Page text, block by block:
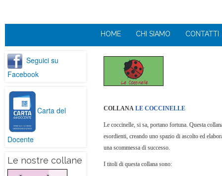
HOME CHI SIAMO CONTATTI
COLLANA LE COCCINELLE
Le coccinelle, si sa, portano fortuna. Questa
esordienti, creando uno spazio di ascolto ed
una scommessa di successo.
I titoli di questa collana sono:
Seguici su
Facebook
Carta del
Docente
Le nostre collane